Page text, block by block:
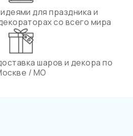
для праздника и
со всего мира
шаров и декора по
/ МО